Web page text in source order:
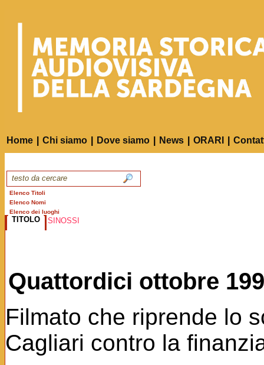
Home Chi siamo Dove siamo News ORARI
Elenco Titoli
Elenco Nomi
Elenco dei luoghi
TITOLO SINOSSI
Quattordici ottobre
Filmato che riprende lo
Cagliari contro la